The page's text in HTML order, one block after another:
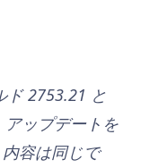
ド 2753.21 と
ップデートを
容は同じで